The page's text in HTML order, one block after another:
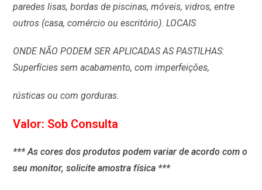
paredes lisas, bordas de piscinas, móveis, vidros, entre
outros (casa, comércio ou escritório). LOCAIS
ONDE NÃO PODEM SER APLICADAS AS PASTILHAS:
Superfícies sem acabamento, com imperfeições,
rústicas ou com gorduras.
Valor: Sob Consulta
*** As cores dos produtos podem variar de acordo com o
seu monitor, solicite amostra física ***